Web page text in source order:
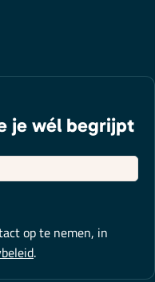
je wél begrijpt
op te nemen, in
.